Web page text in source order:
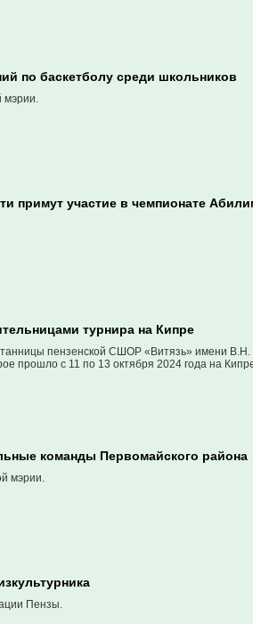
по баскетболу среди школьников
мэрии.
примут участие в чемпионате
турнира на Кипре
пензенской СШОР «Витязь» имени
прошло с 11 по 13 октября 2024 года на
команды Первомайского района
мэрии.
Пензы.